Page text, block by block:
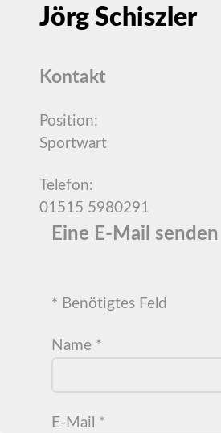
Jörg Schiszler
Kontakt
Position:
Sportwart
Telefon:
01515 5980291
Eine E-Mail senden
* Benötigtes Feld
Name *
E-Mail *